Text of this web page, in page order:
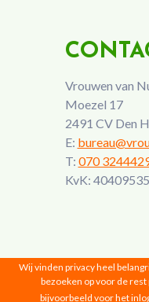
Vrouwen van
Moezel 17
2491 CV Den
E:
T: 070
KvK: 40409535
Vrouwen van
Wij vinden privacy heel
bezoeken op voor de
bijvoorbeeld voor het